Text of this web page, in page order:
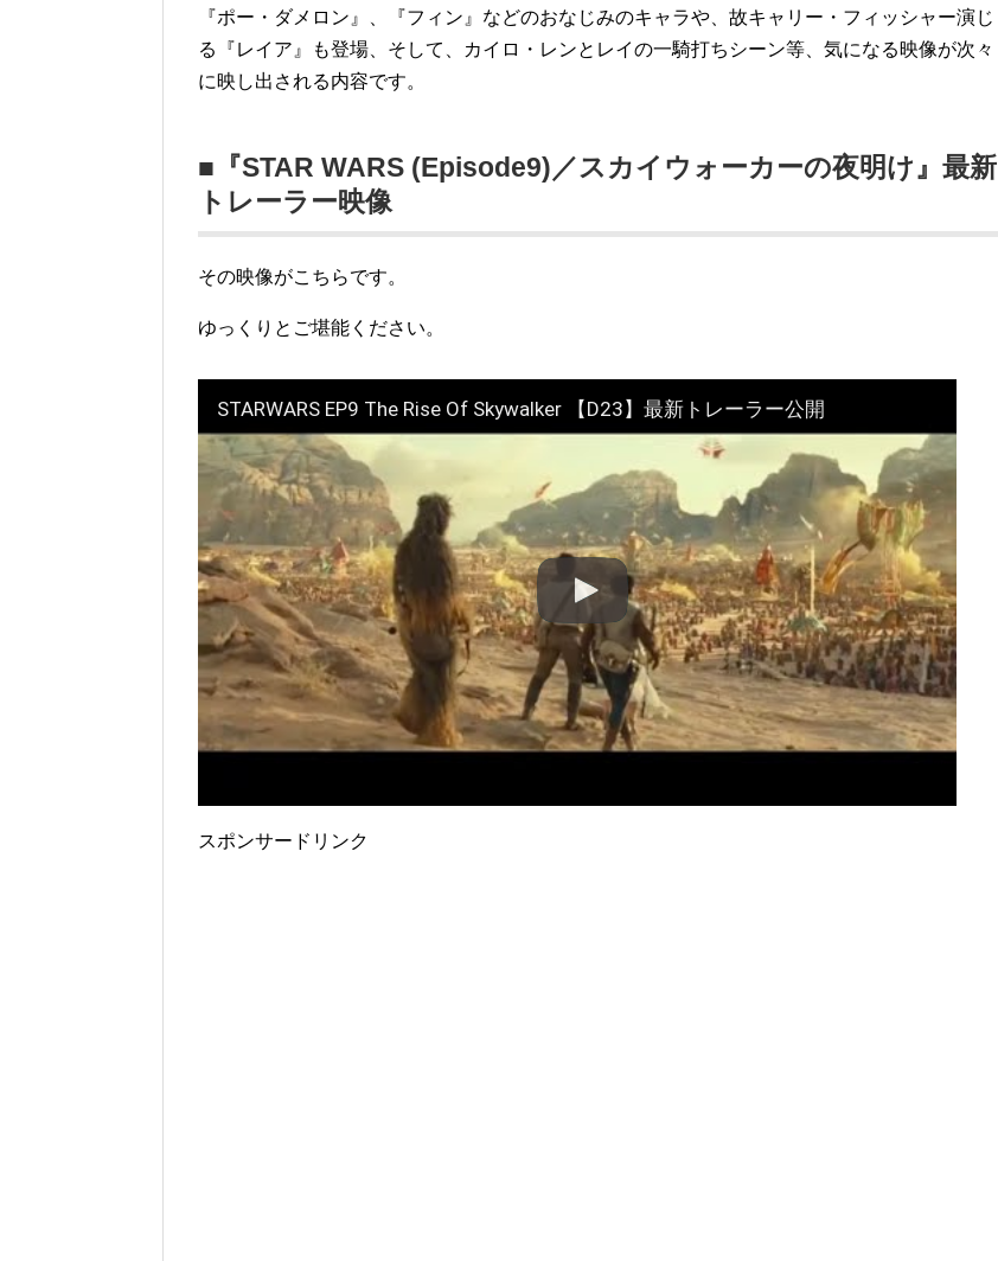
『ポー・ダメロン』、『フィン』などのおなじみのキャラや、故キャリー・フィッシャー演じ
る『レイア』も登場、そして、カイロ・レンとレイの一騎打ちシーン等、気になる映像が次々
に映し出される内容です。
■『STAR WARS (Episode9)／スカイウォーカーの夜明け』最新
トレーラー映像
その映像がこちらです。
ゆっくりとご堪能ください。
STARWARS EP9 The Rise Of Skywalker 【D23】最新トレーラー公開
スポンサードリンク